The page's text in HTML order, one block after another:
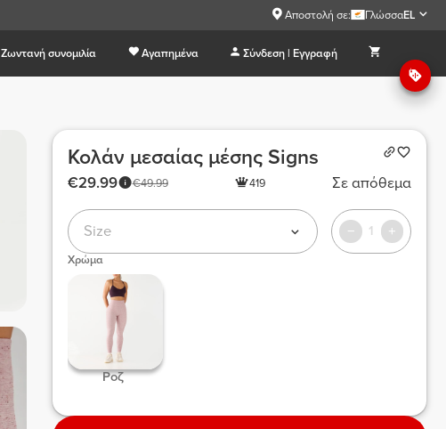
Αποστολή σε: ΓλώσσαEL
Ζωντανή συνομιλία Αγαπημένα Σύνδεση | Εγγραφή
Κολάν μεσαίας μέσης Signs
€49.99
€29.99 419 Σε απόθεμα
Size 1
Χρώμα
Ροζ